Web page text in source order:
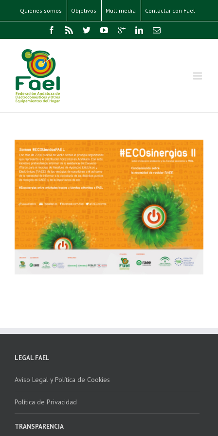
Quiénes somos Objetivos Multimedia Contactar con Fael
LEGAL FAEL
Aviso Legal y Política de Cookies
Política de Privacidad
TRANSPARENCIA